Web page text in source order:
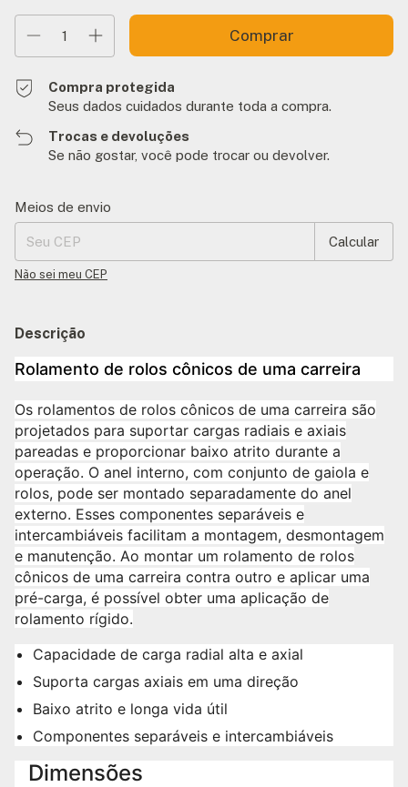
Compra protegida
Seus dados cuidados durante toda a compra.
Trocas e devoluções
Se não gostar, você pode trocar ou devolver.
Entregas para o CEP:
Meios de envio
Calcular
Não sei meu CEP
Descrição
Rolamento de rolos cônicos de uma carreira
Os rolamentos de rolos cônicos de uma carreira são
projetados para suportar cargas radiais e axiais
pareadas e proporcionar baixo atrito durante a
operação. O anel interno, com conjunto de gaiola e
rolos, pode ser montado separadamente do anel
externo. Esses componentes separáveis e
intercambiáveis facilitam a montagem, desmontagem
e manutenção. Ao montar um rolamento de rolos
cônicos de uma carreira contra outro e aplicar uma
pré-carga, é possível obter uma aplicação de
rolamento rígido.
Capacidade de carga radial alta e axial
Suporta cargas axiais em uma direção
Baixo atrito e longa vida útil
Componentes separáveis e intercambiáveis
Dimensões